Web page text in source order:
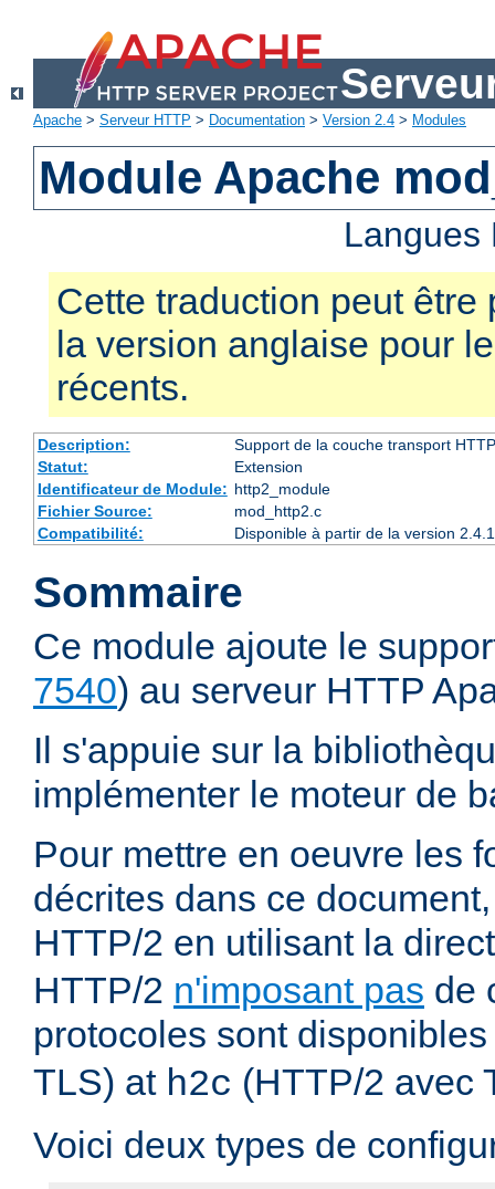
Apache > Serveur HTTP > Documentation > Version 2.4 > Modules
Module Apache
Cette traduction peut être
la version anglaise pour
récents.
Description:
Support de la couche transport
Statut:
Extension
Identificateur de Module: http2_module
Fichier Source:
mod_http2.c
Compatibilité:
Disponible à partir de la version
Sommaire
Ce module ajoute le
7540) au serveur HTTP
Il s'appuie sur la
implémenter le moteur de
Pour mettre en oeuvre les
décrites dans ce
HTTP/2 en utilisant la
HTTP/2 n'imposant pas de
protocoles sont
TLS) at h2c (HTTP/2 avec
Voici deux types de